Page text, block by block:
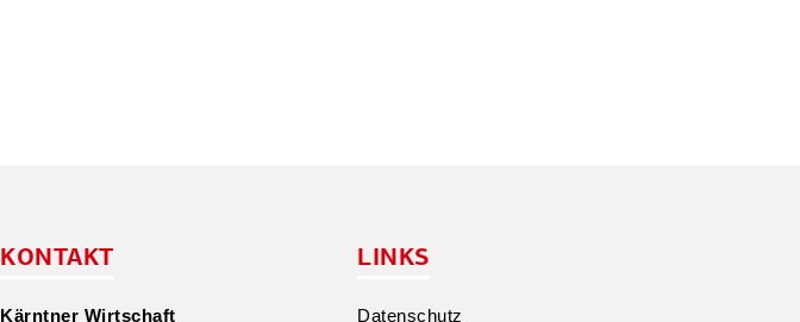
KONTAKT
Kärntner Wirtschaft
LINKS
Daten­schutz